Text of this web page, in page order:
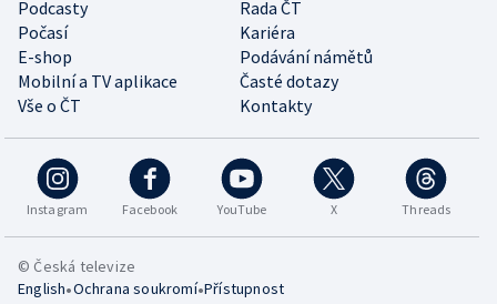
Podcasty
Rada ČT
Počasí
Kariéra
E-shop
Podávání námětů
Mobilní a TV aplikace
Časté dotazy
Vše o ČT
Kontakty
Instagram Facebook YouTube X Threads
© Česká televize
English•Ochrana soukromí•Přístupnost